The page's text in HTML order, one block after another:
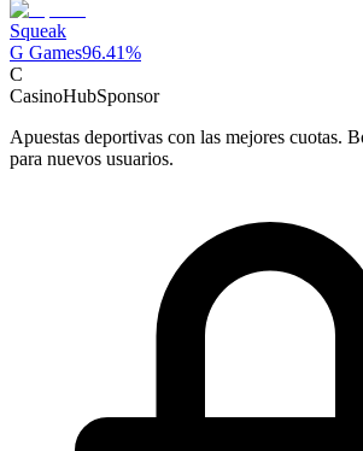
Squeak
G Games96.41%
C
CasinoHubSponsor
Apuestas deportivas con las mejores cuotas.
para nuevos usuarios.